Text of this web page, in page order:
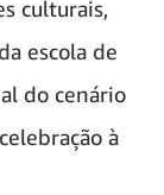
culturais,
escola de
do cenário
à